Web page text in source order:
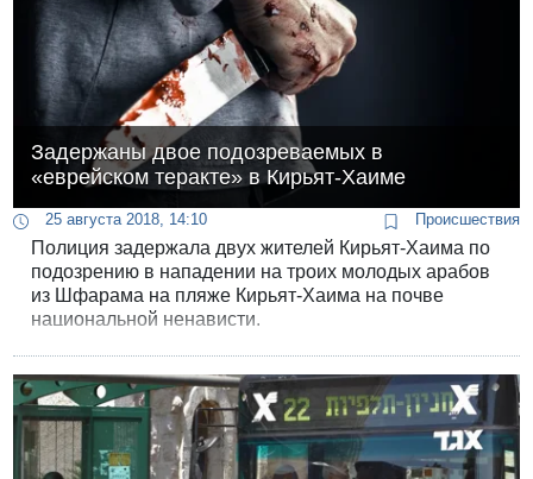
Задержаны двое подозреваемых в
«еврейском теракте» в Кирьят-Хаиме
25 августа 2018, 14:10 Происшествия
Полиция задержала двух жителей Кирьят-Хаима по
подозрению в нападении на троих молодых арабов
из Шфарама на пляже Кирьят-Хаима на почве
национальной ненависти.